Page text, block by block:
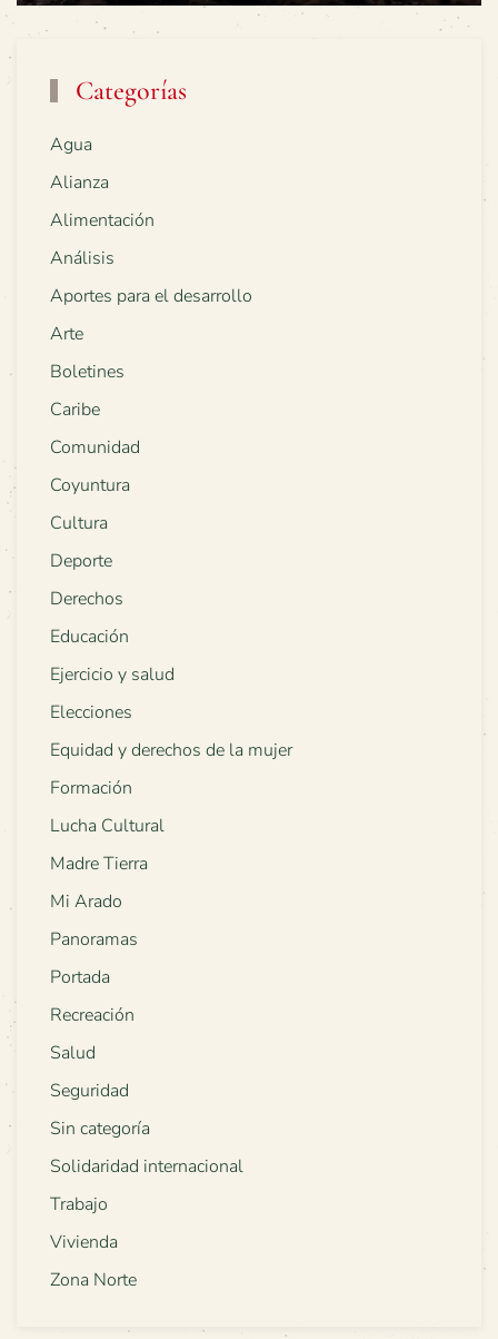
Categorías
Agua
Alianza
Alimentación
Análisis
Aportes para el desarrollo
Arte
Boletines
Caribe
Comunidad
Coyuntura
Cultura
Deporte
Derechos
Educación
Ejercicio y salud
Elecciones
Equidad y derechos de la mujer
Formación
Lucha Cultural
Madre Tierra
Mi Arado
Panoramas
Portada
Recreación
Salud
Seguridad
Sin categoría
Solidaridad internacional
Trabajo
Vivienda
Zona Norte